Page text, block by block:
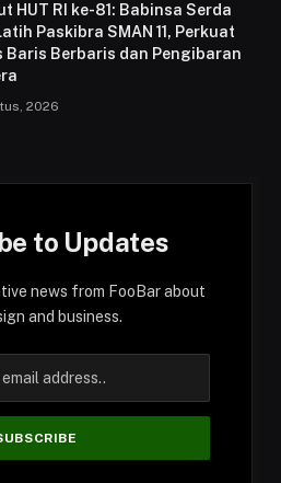
HUT RI ke-81: Babinsa Serda
Paskibra SMAN 11, Perkuat
Baris Berbaris dan Pengibaran
2026
to Updates
news from FooBar about
and business.